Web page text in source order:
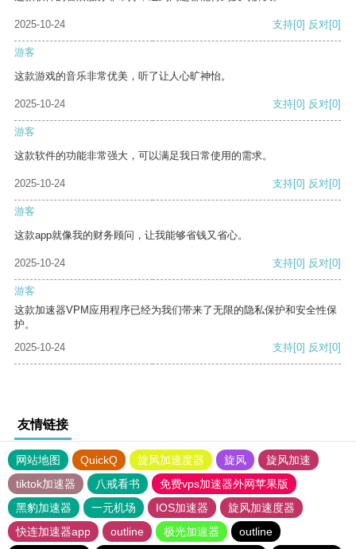
2025-10-24 支持[0] 反对[0]
游客
这款游戏的音乐非常优美，听了让人心旷神怡。
2025-10-24 支持[0] 反对[0]
游客
这款软件的功能非常强大，可以满足我日常使用的需求。
2025-10-24 支持[0] 反对[0]
游客
这款app就像我的财务顾问，让我能够省钱又省心。
2025-10-24 支持[0] 反对[0]
游客
这款加速器VPM应用程序已经为我们带来了无限的隐私保护和安全性保
护。
2025-10-24
支持[0] 反对[0]
友情链接
网站地图 QuickQ 旋风加速度器 旋风
旋风加速
tiktok加速器
八戒看书
免费vps加速器外网苹果版
黑豹加速器
一元机场 IOS加速器
旋风加速度器
快连加速器app
outline 极光加速器 outline